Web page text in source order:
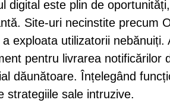
digital este plin de
Site-uri necinstite precum
a exploata utilizatorii
pentru livrarea notificărilor
dăunătoare. Înțelegând
strategiile sale intruzive.